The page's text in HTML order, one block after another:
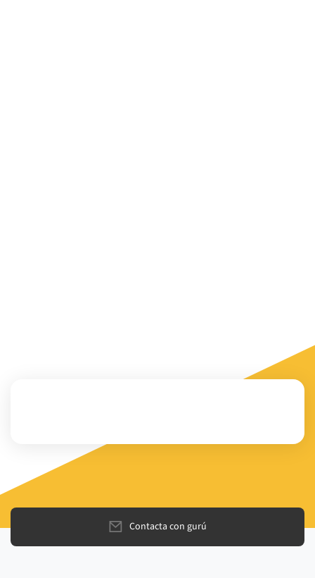
Contacta con gurú